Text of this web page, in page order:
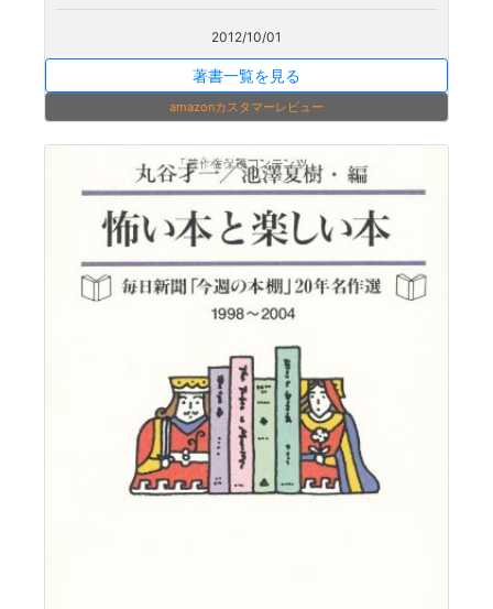
2012/10/01
著書一覧を見る
amazonカスタマーレビュー